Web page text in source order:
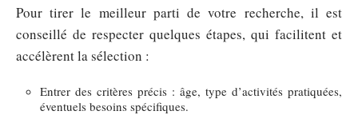
Pour tirer le meilleur parti de votre recherche, il est
conseillé de respecter quelques étapes, qui facilitent et
accélèrent la sélection :
Entrer des critères précis : âge, type d’activités pratiquées,
éventuels besoins spécifiques.